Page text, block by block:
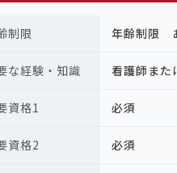
制限 年齢制限
な経験・知識 看護師また
資格1 必須
資格2 必須